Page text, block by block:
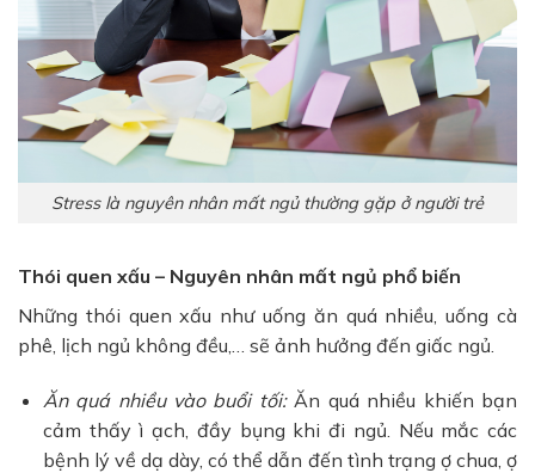
Stress là nguyên nhân mất ngủ thường gặp ở người trẻ
Thói quen xấu – Nguyên nhân mất ngủ phổ biến
Những thói quen xấu như uống ăn quá nhiều, uống cà
phê, lịch ngủ không đều,… sẽ ảnh hưởng đến giấc ngủ.
Ăn quá nhiều vào buổi tối:Ăn quá nhiều khiến bạn
cảm thấy ì ạch, đầy bụng khi đi ngủ. Nếu mắc các
bệnh lý về dạ dày, có thể dẫn đến tình trạng ợ chua, ợ